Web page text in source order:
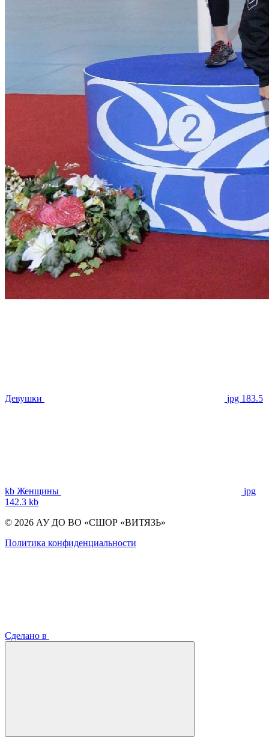
Девушки jpg 183.5
kb Женщины
jpg
142.3 kb
© 2026 АУ ДО ВО «СШОР «ВИТЯЗЬ»
Политика конфиденциальности
Сделано в